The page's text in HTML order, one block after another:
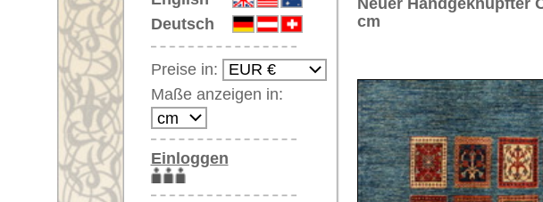
Einloggen
Noch kein Kunden-
Login?
Ihr Warenkorb:
Ihr Warenkorb ist leer.
Artikelnummer: